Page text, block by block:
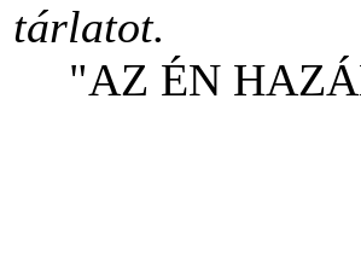
tárlatot.
"AZ ÉN